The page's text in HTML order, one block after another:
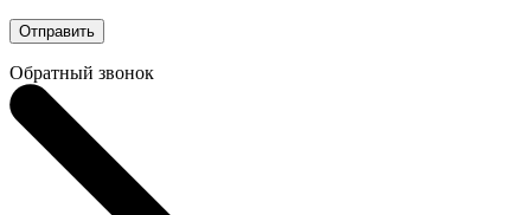
Отправить
Обратный звонок